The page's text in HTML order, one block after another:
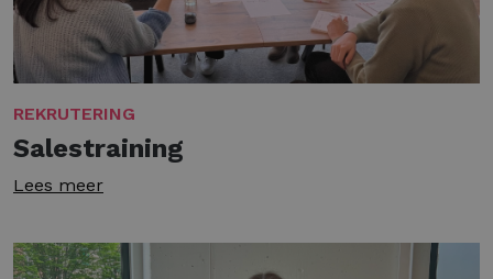
REKRUTERING
Salestraining
Lees meer